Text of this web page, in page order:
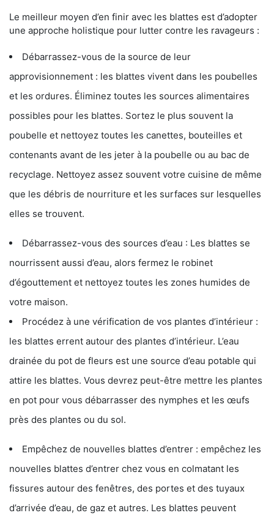
Le meilleur moyen d’en finir avec les blattes est d’adopter
une approche holistique pour lutter contre les ravageurs :
Débarrassez-vous de la source de leur
approvisionnement : les blattes vivent dans les poubelles
et les ordures. Éliminez toutes les sources alimentaires
possibles pour les blattes. Sortez le plus souvent la
poubelle et nettoyez toutes les canettes, bouteilles et
contenants avant de les jeter à la poubelle ou au bac de
recyclage. Nettoyez assez souvent votre cuisine de même
que les débris de nourriture et les surfaces sur lesquelles
elles se trouvent.
Débarrassez-vous des sources d’eau : Les blattes se
nourrissent aussi d’eau, alors fermez le robinet
d’égouttement et nettoyez toutes les zones humides de
votre maison.
Procédez à une vérification de vos plantes d’intérieur :
les blattes errent autour des plantes d’intérieur. L’eau
drainée du pot de fleurs est une source d’eau potable qui
attire les blattes. Vous devrez peut-être mettre les plantes
en pot pour vous débarrasser des nymphes et les œufs
près des plantes ou du sol.
Empêchez de nouvelles blattes d’entrer : empêchez les
nouvelles blattes d’entrer chez vous en colmatant les
fissures autour des fenêtres, des portes et des tuyaux
d’arrivée d’eau, de gaz et autres. Les blattes peuvent